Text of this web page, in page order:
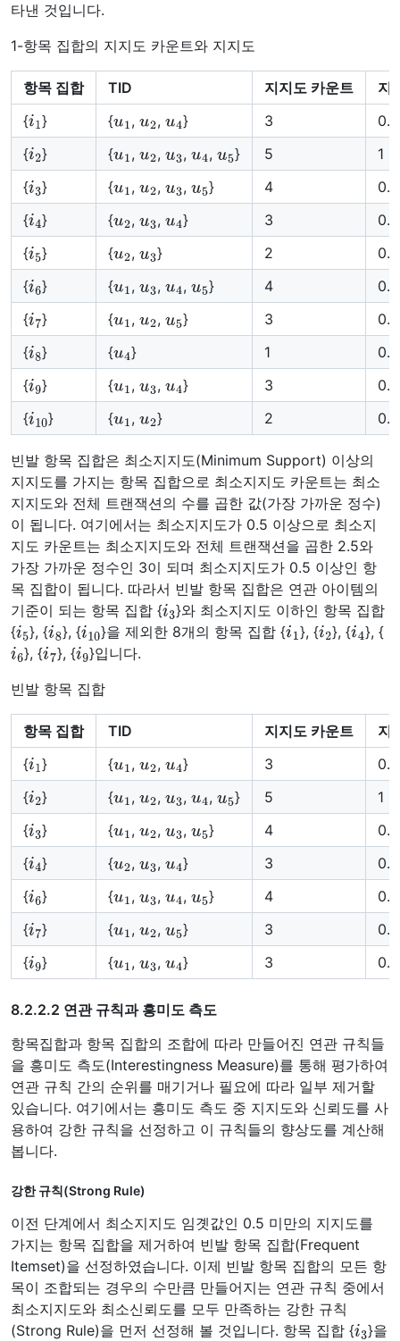
타낸 것입니다.
1-항목 집합의 지지도 카운트와 지지도
항목 집합 TID 지지도 카운트
지
{i1 } {u1 , u2 , u4} 3
0.6
{i2} {u1 , u2 , u3 , u4, u5} 5
1
{i3} {u1 , u2 , u3 , u5} 4
0.8
{i4} {u2 , u3 , u4} 3
0.6
{i5} {u2 , u3} 2
0.4
{i6} {u1 , u3 , u4, u5} 4
0.8
{i7} {u1 , u2 , u5} 3
0.6
{i8} {u4} 1
0.2
{i9} {u1 , u3 , u4} 3
0.6
{i10} {u1 , u2} 2 0.4
빈발 항목 집합은 최소지지도(Minimum Support) 이상의
지지도를 가지는 항목 집합으로 최소지지도 카운트는 최소
지지도와 전체 트랜잭션의 수를 곱한 값(가장 가까운 정수)
이 됩니다. 여기에서는 최소지지도가 0.5 이상으로 최소지
지도 카운트는 최소지지도와 전체 트랜잭션을 곱한 2.5와
가장 가까운 정수인 3이 되며 최소지지도가 0.5 이상인 항
목 집합이 됩니다. 따라서 빈발 항목 집합은 연관 아이템의
기준이 되는 항목 집합 {i3}와 최소지지도 이하인 항목 집합
{i5}, {i8}, {i10}을 제외한 8개의 항목 집합 {i1 }, {i2}, {i4}, {
i6}, {i7}, {i9}입니다.
빈발 항목 집합
항목 집합 TID 지지도 카운트
지
{i1 } {u1 , u2 , u4} 3
0.6
{i2} {u1 , u2 , u3 , u4, u5} 5
1
{i3} {u1 , u2 , u3 , u5} 4
0.8
{i4} {u2 , u3 , u4} 3
0.6
{i6} {u1 , u3 , u4, u5} 4
0.8
{i7} {u1 , u2 , u5} 3
0.6
{i9} {u1 , u3 , u4} 3 0.6
8.2.2.2 연관 규칙과 흥미도 측도
항목집합과 항목 집합의 조합에 따라 만들어진 연관 규칙들
을 흥미도 측도(Interestingness Measure)를 통해 평가하여
연관 규칙 간의 순위를 매기거나 필요에 따라 일부 제거할
있습니다. 여기에서는 흥미도 측도 중 지지도와 신뢰도를 사
용하여 강한 규칙을 선정하고 이 규칙들의 향상도를 계산해
봅니다.
강한 규칙(Strong Rule)
이전 단계에서 최소지지도 임곗값인 0.5 미만의 지지도를
가지는 항목 집합을 제거하여 빈발 항목 집합(Frequent
Itemset)을 선정하였습니다. 이제 빈발 항목 집합의 모든 항
목이 조합되는 경우의 수만큼 만들어지는 연관 규칙 중에서
최소지지도와 최소신뢰도를 모두 만족하는 강한 규칙
(Strong Rule)을 먼저 선정해 볼 것입니다. 항목 집합 {i3}을